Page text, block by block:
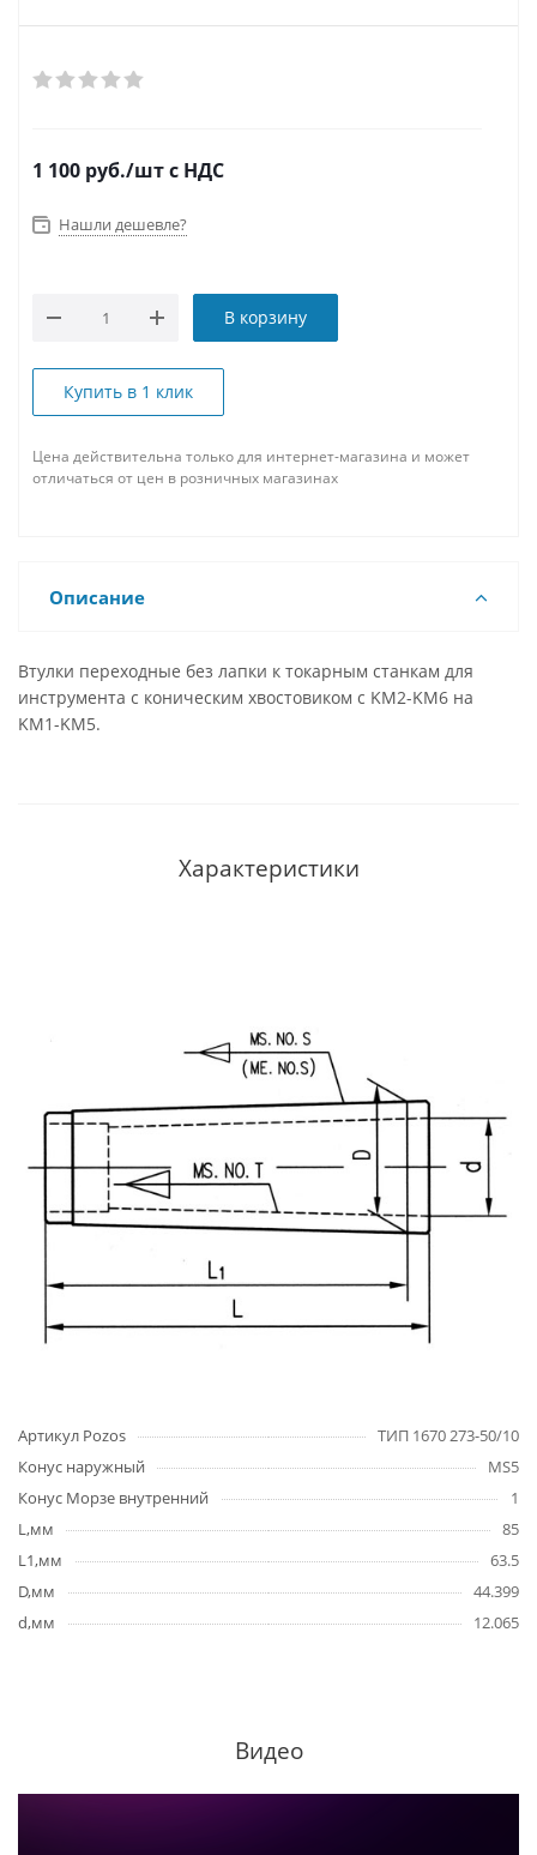
1 100 руб./штс НДС
Нашли дешевле?
В корзину
Купить в 1 клик
Цена действительна только для интернет-магазина и может
отличаться от цен в розничных магазинах
Описание
Втулки переходные без лапки к токарным станкам для
инструмента с коническим хвостовиком с KM2-KM6 на
KM1-KM5.
Характеристики
Артикул Pozos
ТИП 1670 273-50/10
Конус наружный
MS5
Конус Морзе внутренний
1
L,мм
85
L1,мм
63.5
D,мм
44.399
d,мм
12.065
Видео